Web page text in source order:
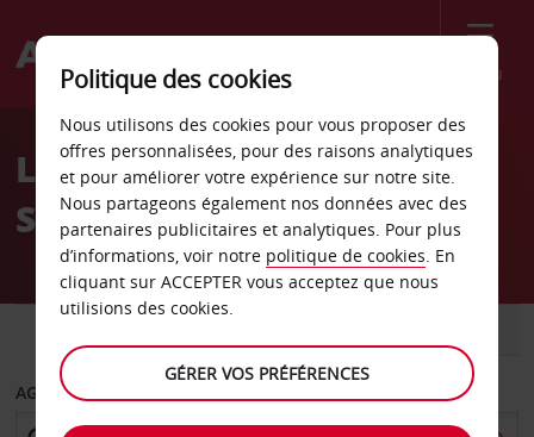
Menu
Welcome
AvisLocation de voiture
Stillwater
AGENCE DE DÉPART
Politique des cookies
Nous utilisons des cookies pour vous proposer des
offres personnalisées, pour des raisons analytiques
et pour améliorer votre expérience sur notre site.
Nous partageons également nos données avec des
partenaires publicitaires et analytiques. Pour plus
d’informations, voir notre politique de cookies. En
cliquant sur ACCEPTER vous acceptez que nous
utilisions des cookies.
GÉRER VOS PRÉFÉRENCES